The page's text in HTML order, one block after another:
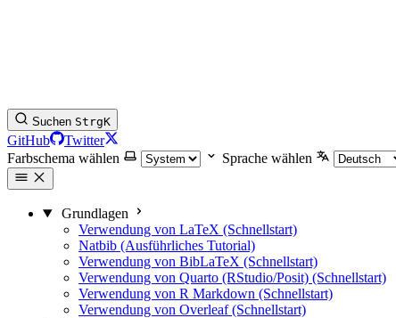
Suchen StrgK
GitHub
Twitter
Farbschema wählen
Sprache wählen
Grundlagen
Verwendung von LaTeX (Schnellstart)
Natbib (Ausführliches Tutorial)
Verwendung von BibLaTeX (Schnellstart)
Verwendung von Quarto (RStudio/Posit) (Schnellstart)
Verwendung von R Markdown (Schnellstart)
Verwendung von Overleaf (Schnellstart)